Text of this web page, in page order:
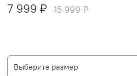
7 999 ₽
15 999 ₽
Выберите размер